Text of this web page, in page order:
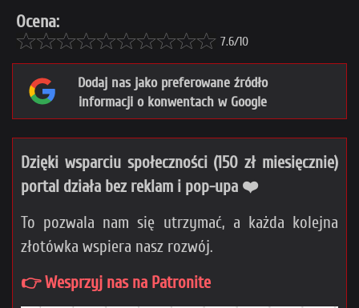
Ocena:
7.6/10
Dodaj nas jako preferowane źródło
informacji o konwentach w Google
Dzięki wsparciu społeczności (150 zł miesięcznie)
portal działa bez reklam i pop-upa ❤️
To pozwala nam się utrzymać, a każda kolejna
złotówka wspiera nasz rozwój.
👉 Wesprzyj nas na Patronite